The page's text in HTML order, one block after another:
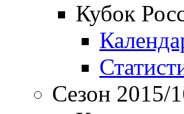
Кубок
Сезон 2015/